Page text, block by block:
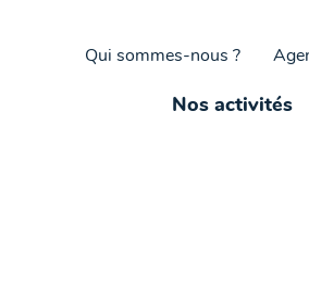
Qui sommes-nous ?
Nos activités